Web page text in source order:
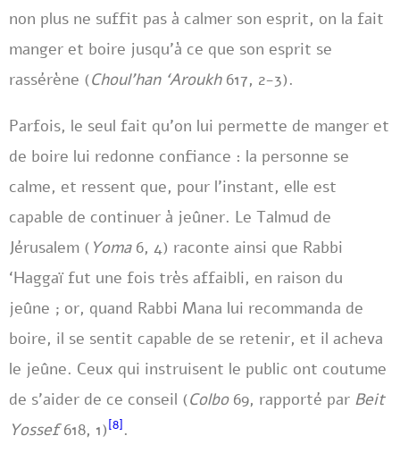
non plus ne suffit pas à calmer son esprit, on la fait
manger et boire jusqu’à ce que son esprit se
rassérène (Choul’han ‘Aroukh617, 2-3).
Parfois, le seul fait qu’on lui permette de manger et
de boire lui redonne confiance : la personne se
calme, et ressent que, pour l’instant, elle est
capable de continuer à jeûner. Le Talmud de
Jérusalem ( Yoma6, 4) raconte ainsi que Rabbi
‘Haggaï fut une fois très affaibli, en raison du
jeûne ; or, quand Rabbi Mana lui recommanda de
boire, il se sentit capable de se retenir, et il acheva
le jeûne. Ceux qui instruisent le public ont coutume
de s’aider de ce conseil (Colbo69, rapporté par Beit
Yossef618, 1) [8] .